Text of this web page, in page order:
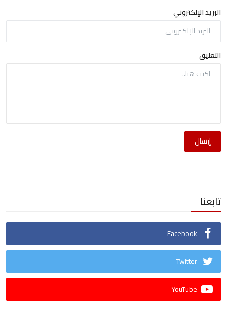
البريد الإلكتروني
التعليق
إرسال
تابعنا
Facebook
Twitter
YouTube